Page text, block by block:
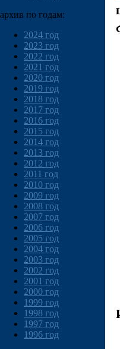
архив по годам:
2024 год
2023 год
2022 год
2021 год
2020 год
2019 год
2018 год
2017 год
2016 год
2015 год
2014 год
2013 год
2012 год
2011 год
2010 год
2009 год
2008 год
2007 год
2006 год
2005 год
2004 год
2003 год
2002 год
2001 год
2000 год
1999 год
1998 год
1997 год
1996 год